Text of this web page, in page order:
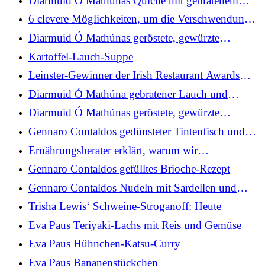
Lauch und Käse
6 clevere Möglichkeiten, um die Verschwendung
übriggebliebener Pfannkuchenmischungen zu
vermeiden
Diarmuid Ó Mathúnas geröstete, gewürzte
Karottensuppe
Kartoffel-Lauch-Suppe
Leinster-Gewinner der Irish Restaurant Awards
2026
Diarmuid Ó Mathúna gebratener Lauch und
Cheddar-Quiche mit frischem Salat und
Apfelwein-Vinaigrette
Diarmuid Ó Mathúnas geröstete, gewürzte
Karottensuppe mit braunem Dillisk-Sodabrot
Gennaro Contaldos gedünsteter Tintenfisch und
Kartoffeln
Ernährungsberater erklärt, warum wir
„Pflanzenpunkte“ und nicht Kalorien zählen
sollten
Gennaro Contaldos gefülltes Brioche-Rezept
Gennaro Contaldos Nudeln mit Sardellen und
Semmelbröseln
Trisha Lewis‘ Schweine-Stroganoff: Heute
Eva Paus Teriyaki-Lachs mit Reis und Gemüse
Eva Paus Hühnchen-Katsu-Curry
Eva Paus Bananenstückchen